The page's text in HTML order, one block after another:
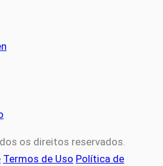
os direitos reservados.
Termos de Uso Política de